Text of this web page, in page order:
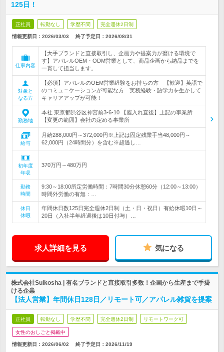
125日！
正社員 転勤なし 学歴不問 完全週休2日制
情報更新日：2026/03/03 終了予定日： 2026/08/31
仕事内容
【大手ブランドと直接取引し、企画力や提案力が磨ける環境で
す】アパレルOEM・ODM営業として、商品企画から納品までを
一貫して担当します。
対象と
なる方
【必須】アパレルのOEM営業経験をお持ちの方 【歓迎】英語で
のコミュニケーションが可能な方 実務経験・語学力を生かして
キャリアアップが可能！
勤務地
本社 東京都渋谷区神宮前3-6-10 【雇入れ直後】上記の事業所
【変更の範囲】会社の定める事業所
給与
月給288,000円～372,000円※上記は固定残業手当48,000円～
62,000円（24時間分）を含む※超過し…
初年度
年収
370万円～480万円
勤務
時間
9:30～18:00所定労働時間：7時間30分休憩60分（12:00～13:00）
時間外労働の有無：…
休日
休暇
年間休日数125日完全週休2日制（土・日・祝日）有給休暇10日～
20日（入社半年経過後は10日付与）…
求人詳細を見る 気になる
株式会社Suikosha | 有名ブランドと直接取引多数！企画から生産まで手掛
ける企業
【法人営業】年間休日128日／リモート可／アパレル雑貨を提案
正社員 転勤なし 学歴不問 完全週休2日制 リモートワーク可
女性のおしごと掲載中
情報更新日：2026/06/02 終了予定日： 2026/11/19